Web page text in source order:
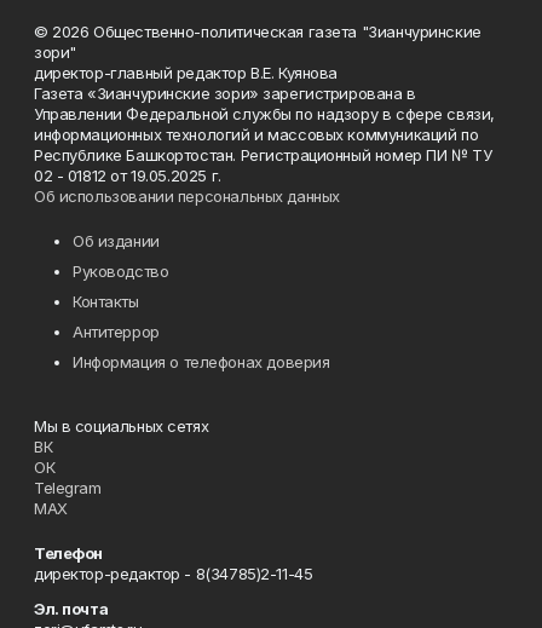
© 2026 Общественно-политическая газета "Зианчуринские
зори"
директор-главный редактор В.Е. Куянова
Газета «Зианчуринские зори» зарегистрирована в
Управлении Федеральной службы по надзору в сфере связи,
информационных технологий и массовых коммуникаций по
Республике Башкортостан. Регистрационный номер ПИ № ТУ
02 - 01812 от 19.05.2025 г.
Об использовании персональных данных
Об издании
Руководство
Контакты
Антитеррор
Информация о телефонах доверия
Мы в социальных сетях
ВК
ОК
Telegram
MAX
Телефон
директор-редактор - 8(34785)2-11-45
Эл. почта